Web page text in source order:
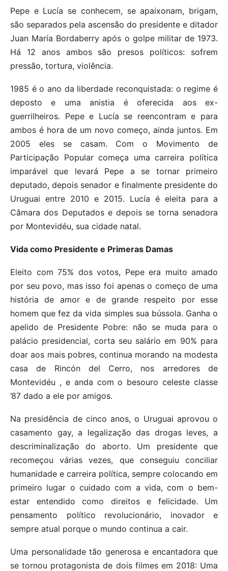
Pepe e Lucía se conhecem, se apaixonam, brigam,
são separados pela ascensão do presidente e ditador
Juan María Bordaberry após o golpe militar de 1973.
Há 12 anos ambos são presos políticos: sofrem
pressão, tortura, violência.
1985 é o ano da liberdade reconquistada: o regime é
deposto e uma anistia é oferecida aos ex-
guerrilheiros. Pepe e Lucía se reencontram e para
ambos é hora de um novo começo, ainda juntos. Em
2005 eles se casam. Com o Movimento de
Participação Popular começa uma carreira política
imparável que levará Pepe a se tornar primeiro
deputado, depois senador e finalmente presidente do
Uruguai entre 2010 e 2015. Lucía é eleita para a
Câmara dos Deputados e depois se torna senadora
por Montevidéu, sua cidade natal.
Vida como Presidente e Primeras Damas
Eleito com 75% dos votos, Pepe era muito amado
por seu povo, mas isso foi apenas o começo de uma
história de amor e de grande respeito por esse
homem que fez da vida simples sua bússola. Ganha o
apelido de Presidente Pobre: ​​não se muda para o
palácio presidencial, corta seu salário em 90% para
doar aos mais pobres, continua morando na modesta
casa de Rincón del Cerro, nos arredores de
Montevidéu , e anda com o besouro celeste classe
’87 dado a ele por amigos.
Na presidência de cinco anos, o Uruguai aprovou o
casamento gay, a legalização das drogas leves, a
descriminalização do aborto. Um presidente que
recomeçou várias vezes, que conseguiu conciliar
humanidade e carreira política, sempre colocando em
primeiro lugar o cuidado com a vida, com o bem-
estar entendido como direitos e felicidade. Um
pensamento político revolucionário, inovador e
sempre atual porque o mundo continua a cair.
Uma personalidade tão generosa e encantadora que
se tornou protagonista de dois filmes em 2018: Uma